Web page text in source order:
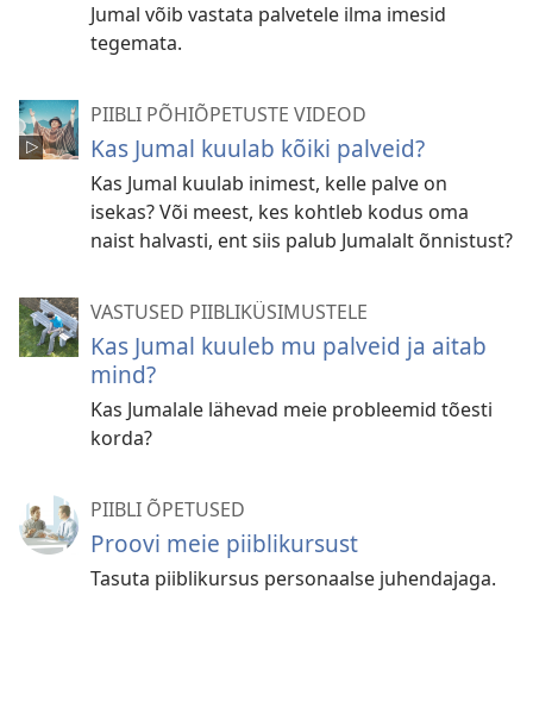
Jumal võib vastata palvetele ilma imesid
tegemata.
PIIBLI PÕHIÕPETUSTE VIDEOD
Kas Jumal kuulab kõiki palveid?
Kas Jumal kuulab inimest, kelle palve on
isekas? Või meest, kes kohtleb kodus oma
naist halvasti, ent siis palub Jumalalt õnnistust?
VASTUSED PIIBLIKÜSIMUSTELE
Kas Jumal kuuleb mu palveid ja aitab
mind?
Kas Jumalale lähevad meie probleemid tõesti
korda?
PIIBLI ÕPETUSED
Proovi meie piiblikursust
Tasuta piiblikursus personaalse juhendajaga.